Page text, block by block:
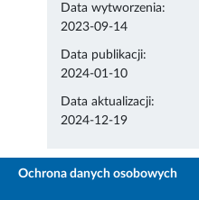
Data wytworzenia:
2023-09-14
Data publikacji:
2024-01-10
Data aktualizacji:
2024-12-19
Ochrona danych osobowych